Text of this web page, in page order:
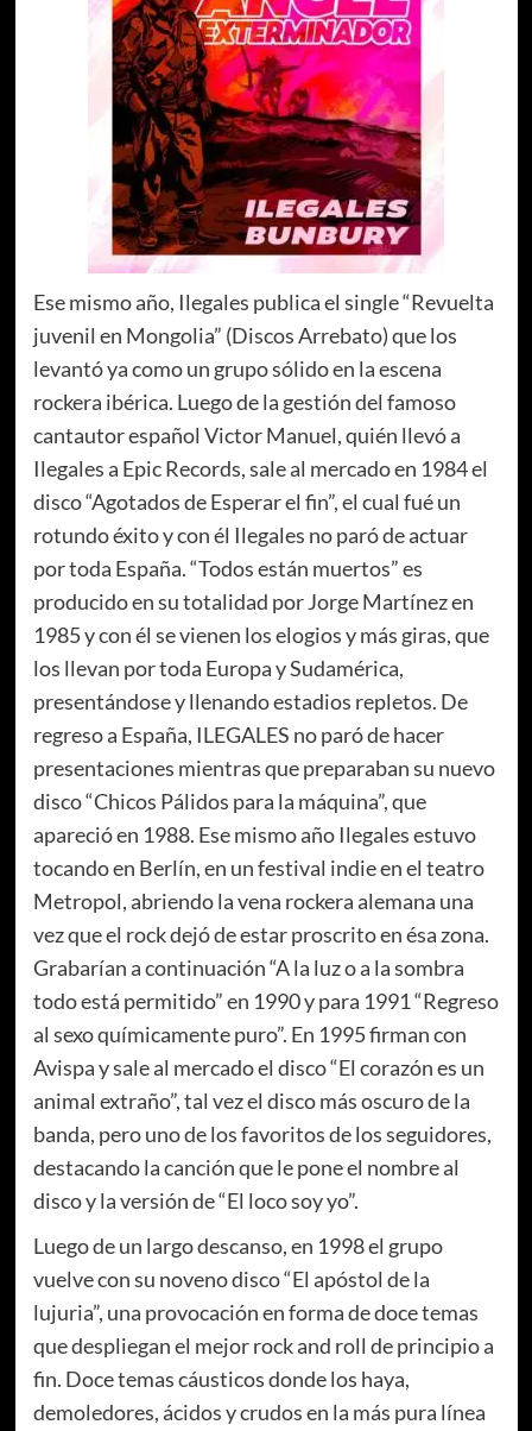
Ese mismo año, Ilegales publica el single “Revuelta
juvenil en Mongolia” (Discos Arrebato) que los
levantó ya como un grupo sólido en la escena
rockera ibérica. Luego de la gestión del famoso
cantautor español Victor Manuel, quién llevó a
Ilegales a Epic Records, sale al mercado en 1984 el
disco “Agotados de Esperar el fin”, el cual fué un
rotundo éxito y con él Ilegales no paró de actuar
por toda España. “Todos están muertos” es
producido en su totalidad por Jorge Martínez en
1985 y con él se vienen los elogios y más giras, que
los llevan por toda Europa y Sudamérica,
presentándose y llenando estadios repletos. De
regreso a España, ILEGALES no paró de hacer
presentaciones mientras que preparaban su nuevo
disco “Chicos Pálidos para la máquina”, que
apareció en 1988. Ese mismo año Ilegales estuvo
tocando en Berlín, en un festival indie en el teatro
Metropol, abriendo la vena rockera alemana una
vez que el rock dejó de estar proscrito en ésa zona.
Grabarían a continuación “A la luz o a la sombra
todo está permitido” en 1990 y para 1991 “Regreso
al sexo químicamente puro”. En 1995 firman con
Avispa y sale al mercado el disco “El corazón es un
animal extraño”, tal vez el disco más oscuro de la
banda, pero uno de los favoritos de los seguidores,
destacando la canción que le pone el nombre al
disco y la versión de “El loco soy yo”.
Luego de un largo descanso, en 1998 el grupo
vuelve con su noveno disco “El apóstol de la
lujuria”, una provocación en forma de doce temas
que despliegan el mejor rock and roll de principio a
fin. Doce temas cáusticos donde los haya,
demoledores, ácidos y crudos en la más pura línea